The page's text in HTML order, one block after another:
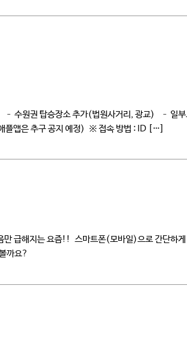
– 수원권 탑승장소 추가(법원사거리, 광교) – 일
앱은 추구 공지 예정) ※ 접속 방법 : ID […]
급해지는 요즘!! 스마트폰(모바일)으로 간단하
지 살펴볼까요?